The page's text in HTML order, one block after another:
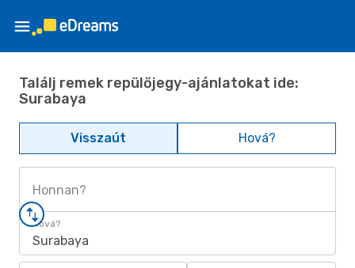
Találj remek repülőjegy-ajánlatokat ide:
Surabaya
Visszaút Hová?
Honnan?
Hová?
Surabaya